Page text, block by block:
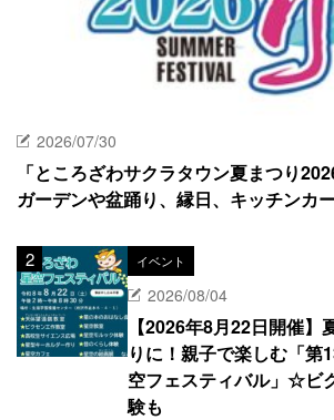
2026/07/30
「ところざわサクラタウン夏まつり
ガーデンや盆踊り、縁日、キッチンカ
イベント
2026/08/04
【2026年8月22日開催】
りに！親子で楽しむ「第
空フェスティバル」☆ビ
験も